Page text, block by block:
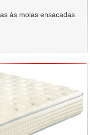
às molas ensacadas